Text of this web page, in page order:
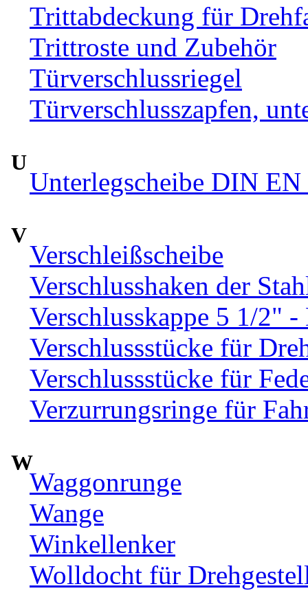
Trittabdeckung für
Trittroste und Zubehör
Türverschlussriegel
Türverschlusszapfen,
U
Unterlegscheibe DIN
V
Verschleißscheibe
Verschlusshaken der
Verschlusskappe 5 1/2"
Verschlussstücke für
Verschlussstücke für
Verzurrungsringe für
W
Waggonrunge
Wange
Winkellenker
Wolldocht für